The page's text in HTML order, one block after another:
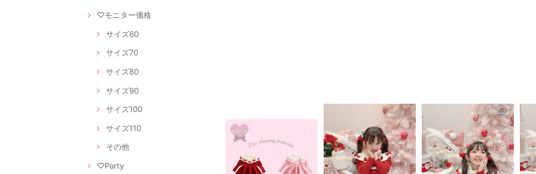
♡モニター価格
サイズ60
サイズ70
サイズ80
サイズ90
サイズ100
サイズ110
その他
♡Party